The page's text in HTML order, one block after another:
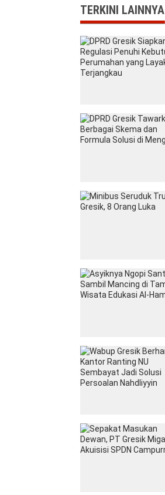
TERKINI LAINNYA